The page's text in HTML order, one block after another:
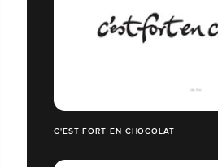
C'EST FORT EN CHOCOLAT